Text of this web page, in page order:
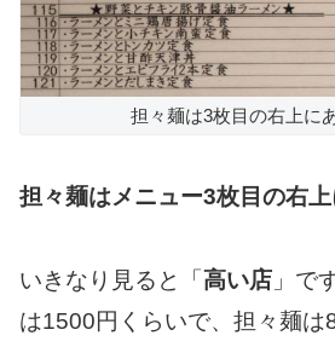
担々麺は3枚目の右上に
担々麺はメニュー3枚目の右上
いきなり見ると「高い店 」で
は1500円くらいで、担々麺は